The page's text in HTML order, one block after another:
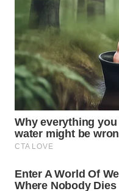
WN
LIKUPANG
WN
LABUANBAJO
WN
BORNEO
Media
Group